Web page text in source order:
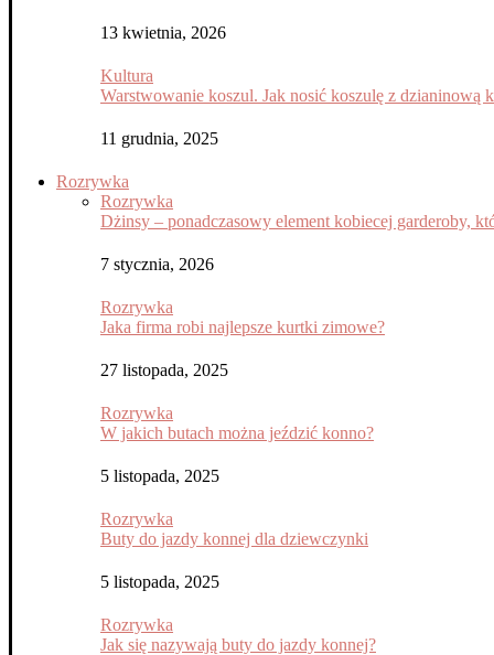
13 kwietnia, 2026
Kultura
Warstwowanie koszul. Jak nosić koszulę z dzianinową
11 grudnia, 2025
Rozrywka
Rozrywka
Dżinsy – ponadczasowy element kobiecej garderoby,
7 stycznia, 2026
Rozrywka
Jaka firma robi najlepsze kurtki zimowe?
27 listopada, 2025
Rozrywka
W jakich butach można jeździć konno?
5 listopada, 2025
Rozrywka
Buty do jazdy konnej dla dziewczynki
5 listopada, 2025
Rozrywka
Jak się nazywają buty do jazdy konnej?